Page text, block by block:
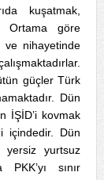
kuşatmak,
Ortama göre
ve nihayetinde
güçler Türk
Dün
İŞİD’i kovmak
içindedir. Dün
yersiz yurtsuz
sınır